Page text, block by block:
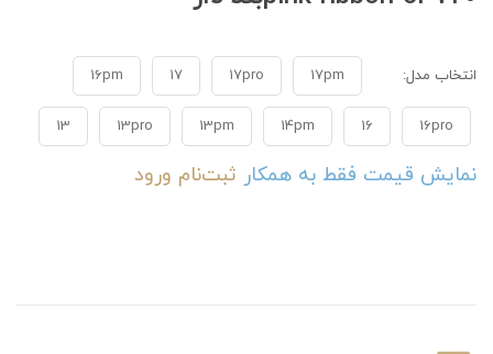
انتخاب مدل: 17pm
17pro
17
16pm
16pro
16
14pm
13pm
13pro
13
نمایش قیمت فقط به همکار ثبت‌نام ورود